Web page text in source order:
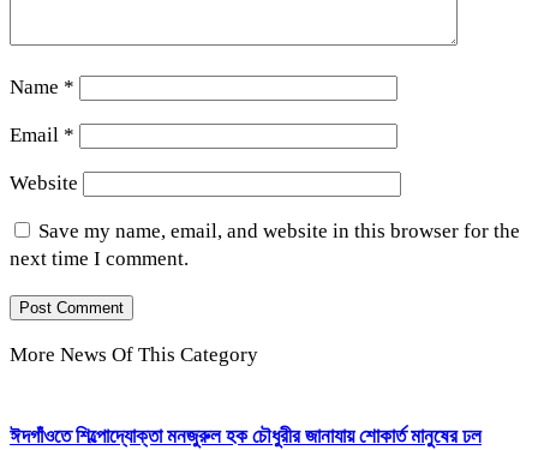
Name *
Email *
Website
Save my name, email, and website in this browser for the
next time I comment.
More News Of This Category
ঈদগাঁওতে শিল্পোদ্যোক্তা মনজুরুল হক চৌধুরীর জানাযায় শোকার্ত মানুষের ঢল